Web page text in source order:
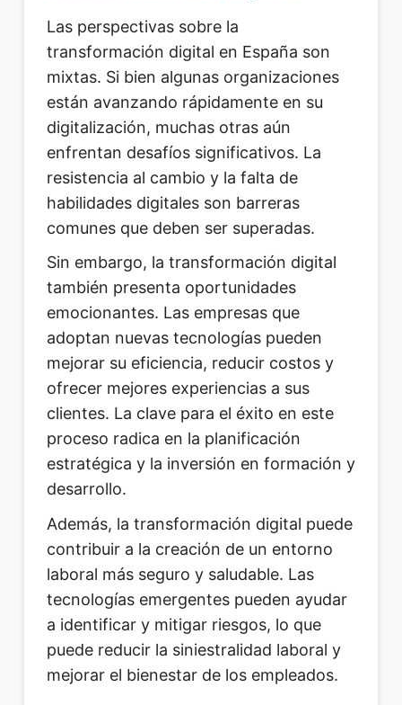
Las perspectivas sobre la
transformación digital en España son
mixtas. Si bien algunas organizaciones
están avanzando rápidamente en su
digitalización, muchas otras aún
enfrentan desafíos significativos. La
resistencia al cambio y la falta de
habilidades digitales son barreras
comunes que deben ser superadas.
Sin embargo, la transformación digital
también presenta oportunidades
emocionantes. Las empresas que
adoptan nuevas tecnologías pueden
mejorar su eficiencia, reducir costos y
ofrecer mejores experiencias a sus
clientes. La clave para el éxito en este
proceso radica en la planificación
estratégica y la inversión en formación y
desarrollo.
Además, la transformación digital puede
contribuir a la creación de un entorno
laboral más seguro y saludable. Las
tecnologías emergentes pueden ayudar
a identificar y mitigar riesgos, lo que
puede reducir la siniestralidad laboral y
mejorar el bienestar de los empleados.